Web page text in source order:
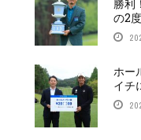
勝利
の2
ホー
イチ